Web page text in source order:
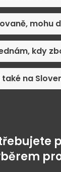
mohu
kdy
na